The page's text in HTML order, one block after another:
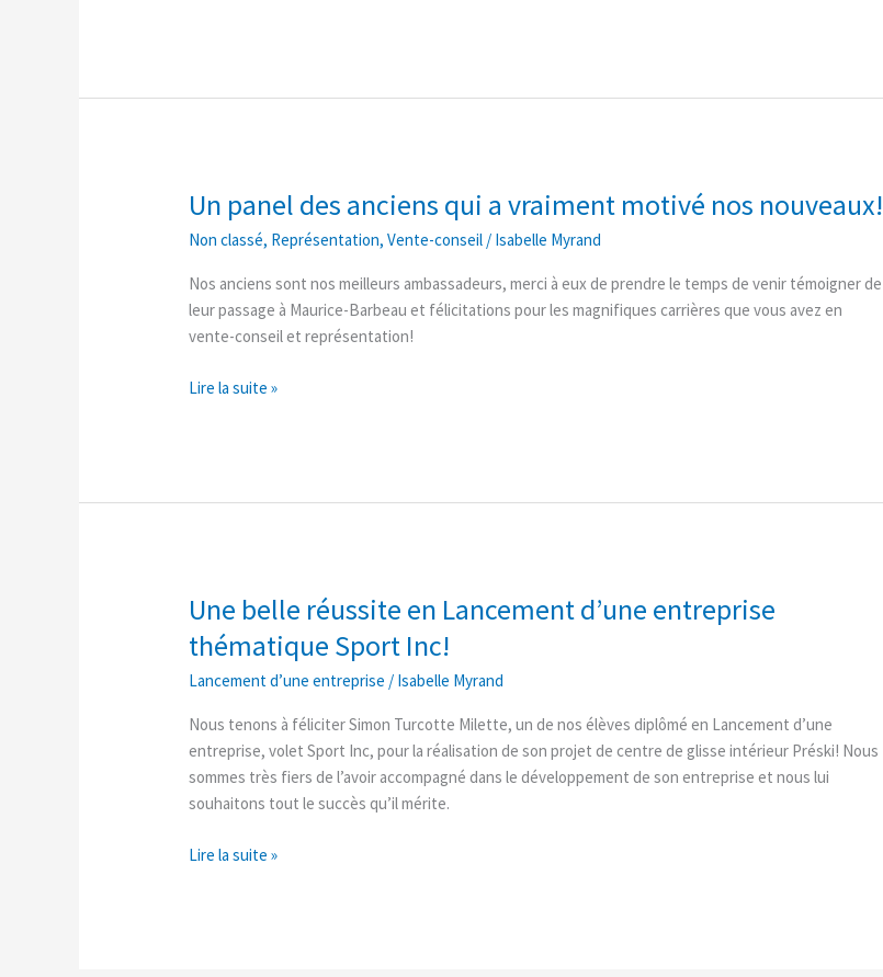
Un panel des anciens qui a vraiment motivé nos nouveaux!
Non classé, Représentation,Vente-conseil / Isabelle Myrand
Nos anciens sont nos meilleurs ambassadeurs, merci à eux de prendre le temps de venir témoigner de
leur passage à Maurice-Barbeau et félicitations pour les magnifiques carrières que vous avez en
vente-conseil et représentation!
Un
des
anciens
qui
a
motivé
Lire la suite »
Une belle réussite en Lancement d’une entreprise
thématique Sport Inc!
Lancement d’une entreprise / Isabelle Myrand
Nous tenons à féliciter Simon Turcotte Milette, un de nos élèves diplômé en Lancement d’une
entreprise, volet Sport Inc, pour la réalisation de son projet de centre de glisse intérieur Préski! Nous
sommes très fiers de l’avoir accompagné dans le développement de son entreprise et nous lui
souhaitons tout le succès qu’il mérite.
Une
réussite
en
d’une
entreprise
thématique
Sport
Lire la suite »